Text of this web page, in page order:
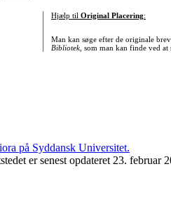
Hjælp til Original Placering:
Man kan søge efter de originale
Bibliotek, som man kan finde ved at
er senest opdateret 23. februar